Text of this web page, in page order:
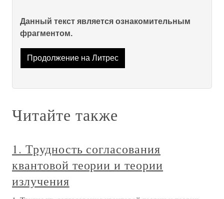
Данный текст является ознакомительным
фрагментом.
Продолжение на Литрес
Читайте также
1. Трудность согласования
квантовой теории и теории
излучения